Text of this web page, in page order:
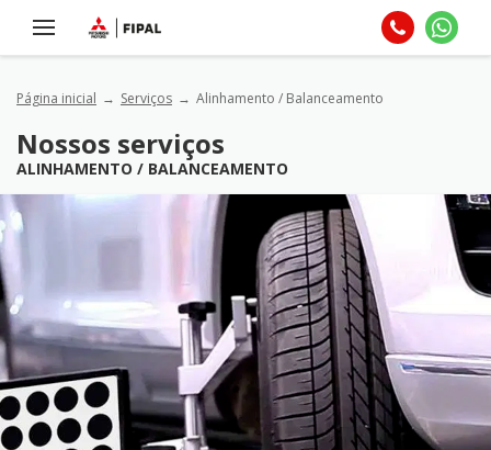
Página inicial Serviços Alinhamento / Balanceamento
Nossos serviços
ALINHAMENTO / BALANCEAMENTO